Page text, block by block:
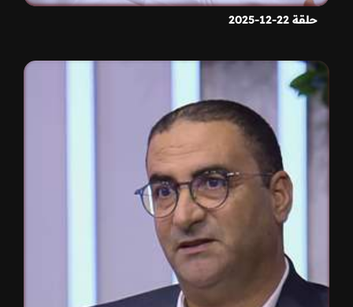
حلقة 22-12-2025